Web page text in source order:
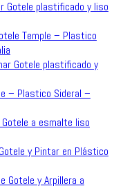
Gotele plastificado y liso
Temple – Plastico
Gotele plastificado y
– Plastico Sideral –
a esmalte liso
y Pintar en Plástico
Gotele y Arpillera a